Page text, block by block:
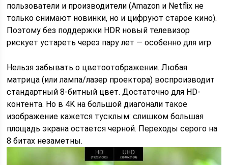
пользователи и производители (Amazon и Netflix не
только снимают новинки, но и цифруют старое кино).
Поэтому без поддержки HDR новый телевизор
рискует устареть через пару лет — особенно для игр.
Нельзя забывать о цветоотображении. Любая
матрица (или лампа/лазер проектора) воспроизводит
стандартный 8-битный цвет. Достаточно для HD-
контента. Но в 4K на большой диагонали такое
изображение кажется тусклым: слишком большая
площадь экрана остается черной. Переходы серого на
8 битах незаметны.